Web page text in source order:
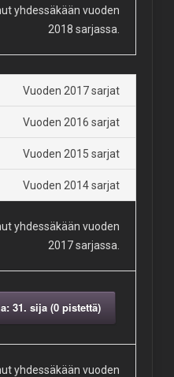
yhdessäkään vuoden
2018 sarjassa.
Vuoden 2017 sarjat
Vuoden 2016 sarjat
Vuoden 2015 sarjat
Vuoden 2014 sarjat
yhdessäkään vuoden
2017 sarjassa.
31. sija (0 pistettä)
yhdessäkään vuoden